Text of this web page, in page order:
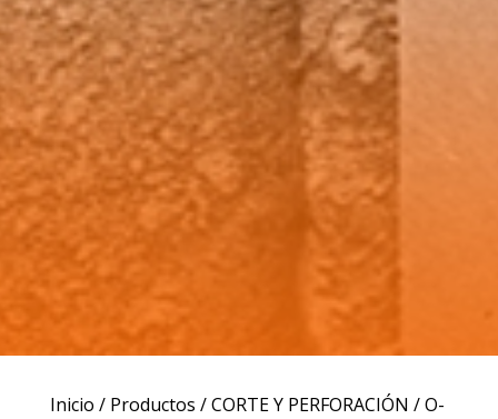
Inicio / Productos /CORTE Y PERFORACIÓN / O-